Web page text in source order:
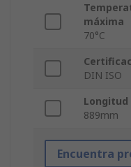
máxima
70°C
DIN ISO
889mm
Encuentra